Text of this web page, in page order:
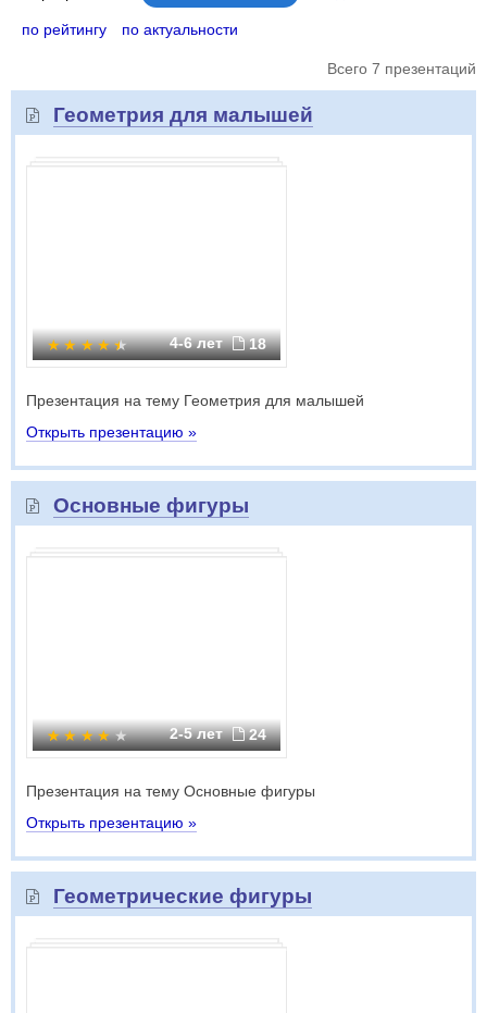
по рейтингу по актуальности
Всего 7 презентаций
Геометрия для малышей
4-6 лет 18
Презентация на тему Геометрия для малышей
Открыть презентацию »
Основные фигуры
2-5 лет 24
Презентация на тему Основные фигуры
Открыть презентацию »
Геометрические фигуры